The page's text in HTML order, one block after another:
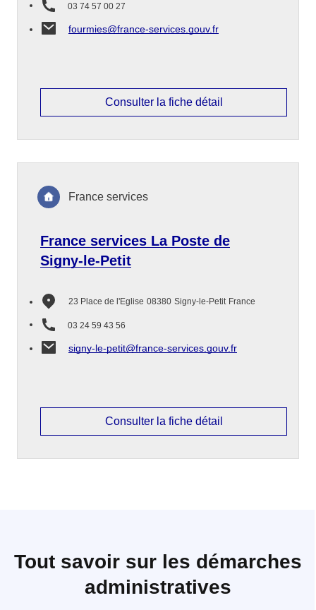
03 74 57 00 27
fourmies@france-services.gouv.fr
Consulter la fiche détail
France services La Poste de
Signy-le-Petit
23 Place de l'Eglise 08380 Signy-le-Petit France
03 24 59 43 56
signy-le-petit@france-services.gouv.fr
France services
Consulter la fiche détail
Tout savoir sur les démarches
administratives